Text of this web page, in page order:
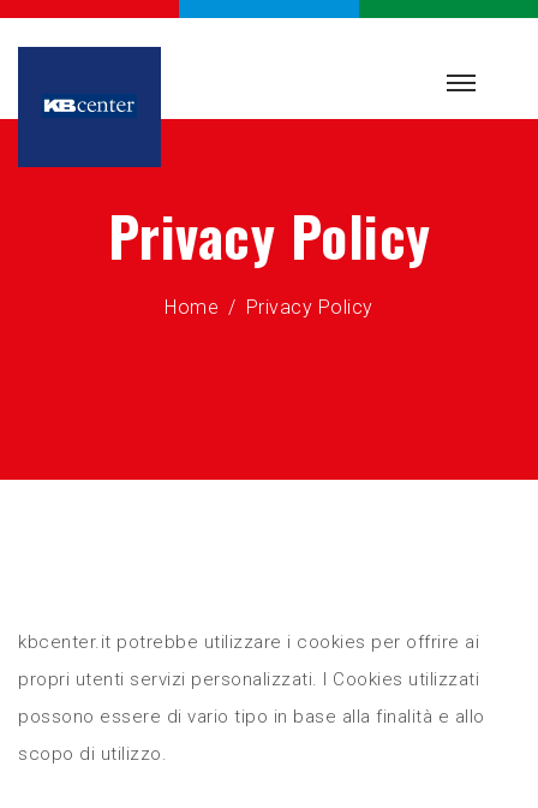
Privacy Policy
Home Privacy Policy
kbcenter.it potrebbe utilizzare i cookies per offrire ai
propri utenti servizi personalizzati. I Cookies utilizzati
possono essere di vario tipo in base alla finalità e allo
scopo di utilizzo.